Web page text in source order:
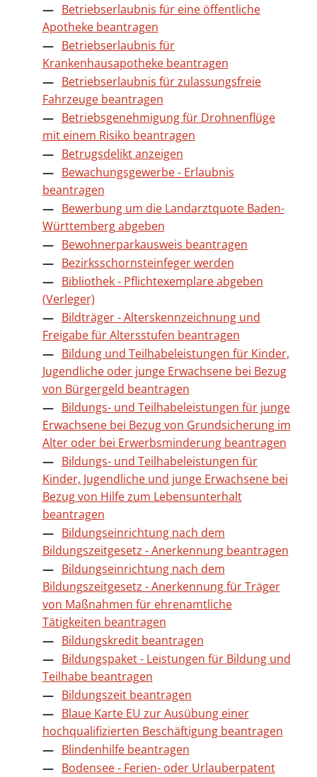
Betriebserlaubnis für eine öffentliche
Apotheke beantragen
Betriebserlaubnis für
Krankenhausapotheke beantragen
Betriebserlaubnis für zulassungsfreie
Fahrzeuge beantragen
Betriebsgenehmigung für Drohnenflüge
mit einem Risiko beantragen
Betrugsdelikt anzeigen
Bewachungsgewerbe - Erlaubnis
beantragen
Bewerbung um die Landarztquote Baden-
Württemberg abgeben
Bewohnerparkausweis beantragen
Bezirksschornsteinfeger werden
Bibliothek - Pflichtexemplare abgeben
(Verleger)
Bildträger - Alterskennzeichnung und
Freigabe für Altersstufen beantragen
Bildung und Teilhabeleistungen für Kinder,
Jugendliche oder junge Erwachsene bei Bezug
von Bürgergeld beantragen
Bildungs- und Teilhabeleistungen für junge
Erwachsene bei Bezug von Grundsicherung im
Alter oder bei Erwerbsminderung beantragen
Bildungs- und Teilhabeleistungen für
Kinder, Jugendliche und junge Erwachsene bei
Bezug von Hilfe zum Lebensunterhalt
beantragen
Bildungseinrichtung nach dem
Bildungszeitgesetz - Anerkennung beantragen
Bildungseinrichtung nach dem
Bildungszeitgesetz - Anerkennung für Träger
von Maßnahmen für ehrenamtliche
Tätigkeiten beantragen
Bildungskredit beantragen
Bildungspaket - Leistungen für Bildung und
Teilhabe beantragen
Bildungszeit beantragen
Blaue Karte EU zur Ausübung einer
hochqualifizierten Beschäftigung beantragen
Blindenhilfe beantragen
Bodensee - Ferien- oder Urlauberpatent